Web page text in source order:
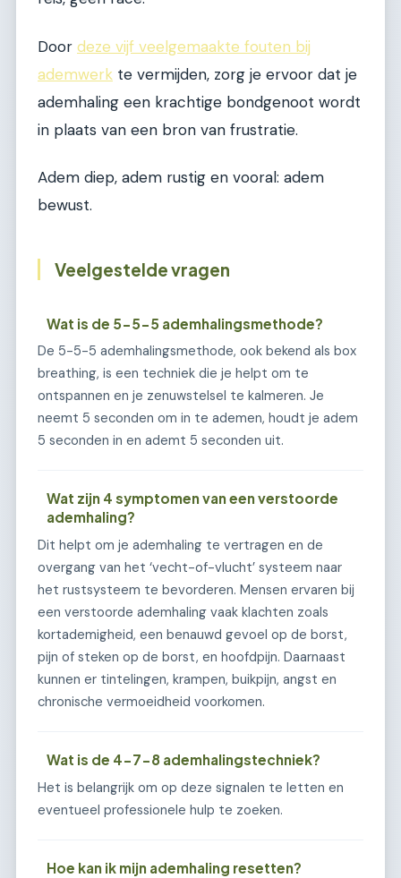
Door deze vijf veelgemaakte fouten bij
ademwerk te vermijden, zorg je ervoor dat je
ademhaling een krachtige bondgenoot wordt
in plaats van een bron van frustratie.
Adem diep, adem rustig en vooral: adem
bewust.
Veelgestelde vragen
Wat is de 5-5-5 ademhalingsmethode?
De 5-5-5 ademhalingsmethode, ook bekend als box
breathing, is een techniek die je helpt om te
ontspannen en je zenuwstelsel te kalmeren. Je
neemt 5 seconden om in te ademen, houdt je adem
5 seconden in en ademt 5 seconden uit.
Wat zijn 4 symptomen van een verstoorde
ademhaling?
Dit helpt om je ademhaling te vertragen en de
overgang van het ‘vecht-of-vlucht’ systeem naar
het rustsysteem te bevorderen. Mensen ervaren bij
een verstoorde ademhaling vaak klachten zoals
kortademigheid, een benauwd gevoel op de borst,
pijn of steken op de borst, en hoofdpijn. Daarnaast
kunnen er tintelingen, krampen, buikpijn, angst en
chronische vermoeidheid voorkomen.
Wat is de 4-7-8 ademhalingstechniek?
Het is belangrijk om op deze signalen te letten en
eventueel professionele hulp te zoeken.
Hoe kan ik mijn ademhaling resetten?